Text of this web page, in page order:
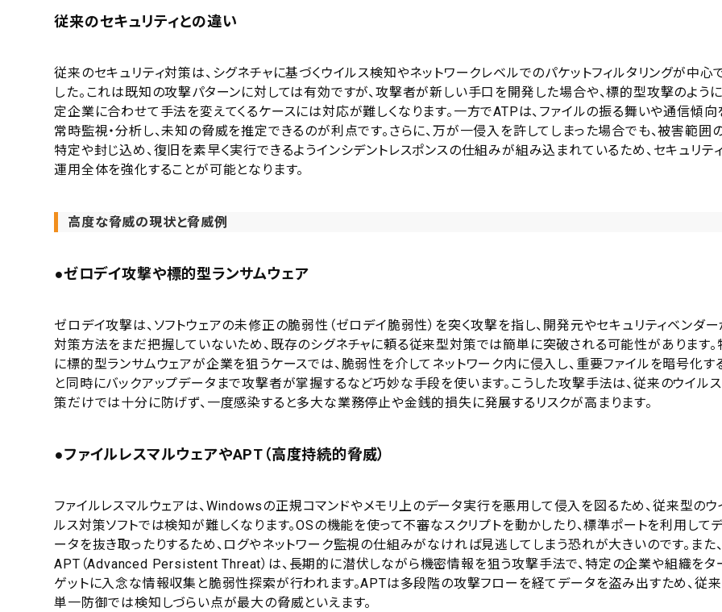
従来のセキュリティとの違い
従来のセキュリティ対策は、シグネチャに基づくウイルス検知やネットワークレベルでのパケットフィルタリングが中心
した。これは既知の攻撃パターンに対しては有効ですが、攻撃者が新しい手口を開発した場合や、標的型攻撃のよう
定企業に合わせて手法を変えてくるケースには対応が難しくなります。一方でATPは、ファイルの振る舞いや通信傾向
常時監視・分析し、未知の脅威を推定できるのが利点です。さらに、万が一侵入を許してしまった場合でも、被害範囲
特定や封じ込め、復旧を素早く実行できるようインシデントレスポンスの仕組みが組み込まれているため、セキュリテ
運用全体を強化することが可能となります。
高度な脅威の現状と脅威例
●ゼロデイ攻撃や標的型ランサムウェア
ゼロデイ攻撃は、ソフトウェアの未修正の脆弱性（ゼロデイ脆弱性）を突く攻撃を指し、開発元やセキュリティベンダー
対策方法をまだ把握していないため、既存のシグネチャに頼る従来型対策では簡単に突破される可能性があります。
に標的型ランサムウェアが企業を狙うケースでは、脆弱性を介してネットワーク内に侵入し、重要ファイルを暗号化す
と同時にバックアップデータまで攻撃者が掌握するなど巧妙な手段を使います。こうした攻撃手法は、従来のウイル
策だけでは十分に防げず、一度感染すると多大な業務停止や金銭的損失に発展するリスクが高まります。
●ファイルレスマルウェアやAPT（高度持続的脅威）
ファイルレスマルウェアは、Windowsの正規コマンドやメモリ上のデータ実行を悪用して侵入を図るため、従来型のウ
ルス対策ソフトでは検知が難しくなります。OSの機能を使って不審なスクリプトを動かしたり、標準ポートを利用して
ータを抜き取ったりするため、ログやネットワーク監視の仕組みがなければ見逃してしまう恐れが大きいのです。また、
APT（Advanced Persistent Threat）は、長期的に潜伏しながら機密情報を狙う攻撃手法で、特定の企業や組織をタ
ゲットに入念な情報収集と脆弱性探索が行われます。APTは多段階の攻撃フローを経てデータを盗み出すため、従
単一防御では検知しづらい点が最大の脅威といえます。